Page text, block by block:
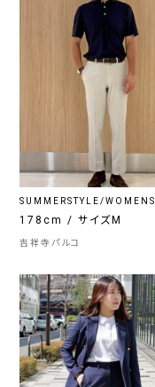
SUMMERSTYLE/WOMENS
178cm / サイズM
吉祥寺パルコ